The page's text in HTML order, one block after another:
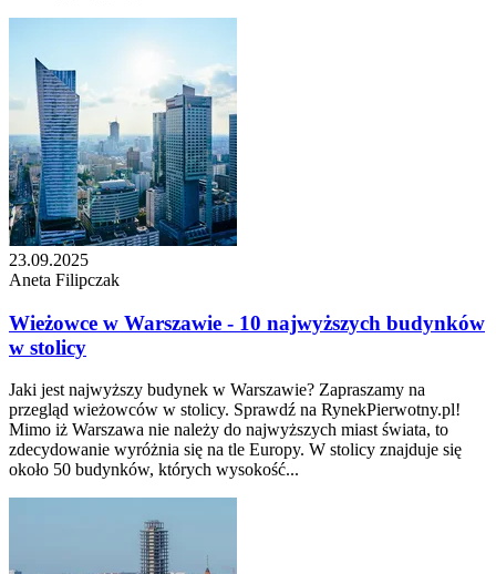
23.09.2025
Aneta Filipczak
Wieżowce w Warszawie - 10 najwyższych budynków
w stolicy
Jaki jest najwyższy budynek w Warszawie? Zapraszamy na
przegląd wieżowców w stolicy. Sprawdź na RynekPierwotny.pl!
Mimo iż Warszawa nie należy do najwyższych miast świata, to
zdecydowanie wyróżnia się na tle Europy. W stolicy znajduje się
około 50 budynków, których wysokość...